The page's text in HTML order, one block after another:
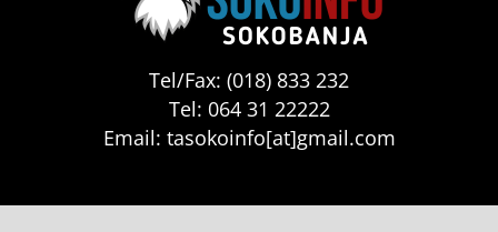
Tel/Fax: (018) 833 232
Tel: 064 31 22222
Email: tasokoinfo[at]gmail.com